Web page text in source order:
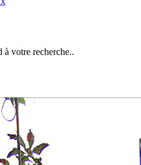
à votre recherche..